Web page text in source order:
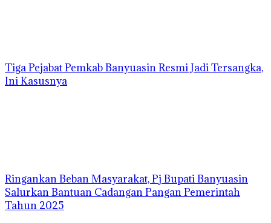
Tiga Pejabat Pemkab Banyuasin Resmi Jadi Tersangka,
Ini Kasusnya
Ringankan Beban Masyarakat, Pj Bupati Banyuasin
Salurkan Bantuan Cadangan Pangan Pemerintah
Tahun 2025